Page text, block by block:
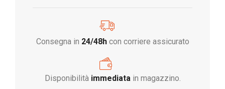
Consegna in 24/48hcon corriere assicurato
Disponibilità immediatain magazzino.